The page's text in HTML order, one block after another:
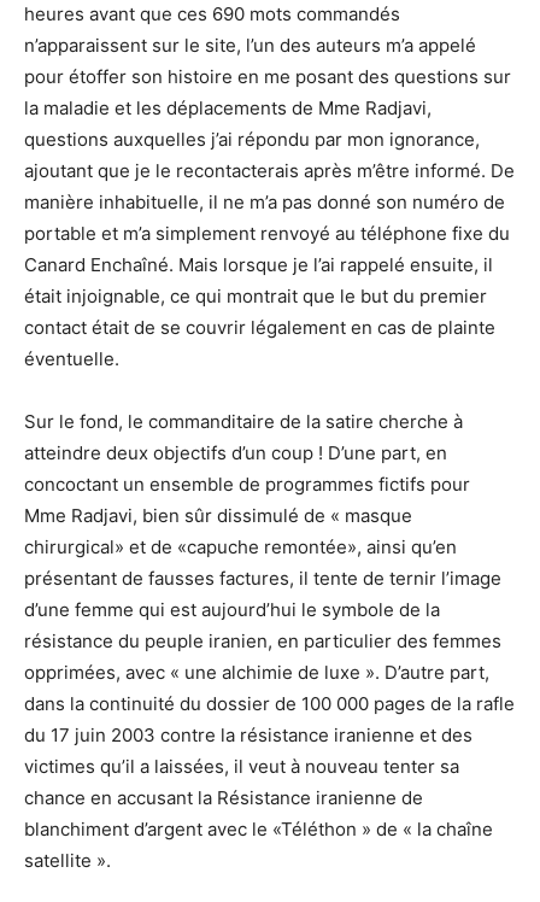
heures avant que ces 690 mots commandés
n’apparaissent sur le site, l’un des auteurs m’a appelé
pour étoffer son histoire en me posant des questions sur
la maladie et les déplacements de Mme Radjavi,
questions auxquelles j’ai répondu par mon ignorance,
ajoutant que je le recontacterais après m’être informé. De
manière inhabituelle, il ne m’a pas donné son numéro de
portable et m’a simplement renvoyé au téléphone fixe du
Canard Enchaîné. Mais lorsque je l’ai rappelé ensuite, il
était injoignable, ce qui montrait que le but du premier
contact était de se couvrir légalement en cas de plainte
éventuelle.
Sur le fond, le commanditaire de la satire cherche à
atteindre deux objectifs d’un coup ! D’une part, en
concoctant un ensemble de programmes fictifs pour
Mme Radjavi, bien sûr dissimulé de « masque
chirurgical» et de «capuche remontée», ainsi qu’en
présentant de fausses factures, il tente de ternir l’image
d’une femme qui est aujourd’hui le symbole de la
résistance du peuple iranien, en particulier des femmes
opprimées, avec « une alchimie de luxe ». D’autre part,
dans la continuité du dossier de 100 000 pages de la rafle
du 17 juin 2003 contre la résistance iranienne et des
victimes qu’il a laissées, il veut à nouveau tenter sa
chance en accusant la Résistance iranienne de
blanchiment d’argent avec le «Téléthon » de « la chaîne
satellite ».